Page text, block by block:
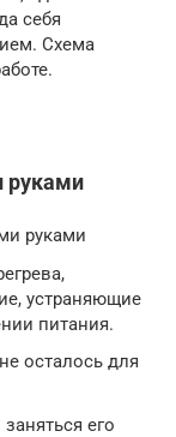
себя
Схема
руками
руками
устраняющие
питания.
осталось для
его